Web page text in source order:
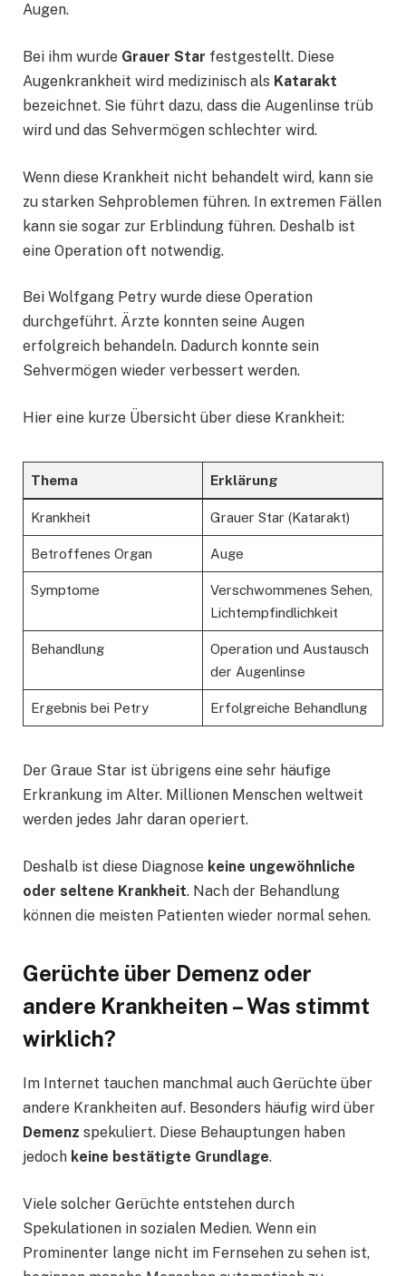
Augen.
Bei ihm wurde Grauer Star festgestellt. Diese
Augenkrankheit wird medizinisch als Katarakt
bezeichnet. Sie führt dazu, dass die Augenlinse trüb
wird und das Sehvermögen schlechter wird.
Wenn diese Krankheit nicht behandelt wird, kann sie
zu starken Sehproblemen führen. In extremen Fällen
kann sie sogar zur Erblindung führen. Deshalb ist
eine Operation oft notwendig.
Bei Wolfgang Petry wurde diese Operation
durchgeführt. Ärzte konnten seine Augen
erfolgreich behandeln. Dadurch konnte sein
Sehvermögen wieder verbessert werden.
Hier eine kurze Übersicht über diese Krankheit:
Thema Erklärung
Krankheit Grauer Star (Katarakt)
Betroffenes Organ Auge
Symptome
Verschwommenes Sehen,
Lichtempfindlichkeit
Behandlung
Operation und Austausch
der Augenlinse
Ergebnis bei Petry Erfolgreiche Behandlung
Der Graue Star ist übrigens eine sehr häufige
Erkrankung im Alter. Millionen Menschen weltweit
werden jedes Jahr daran operiert.
Deshalb ist diese Diagnose keine ungewöhnliche
oder seltene Krankheit. Nach der Behandlung
können die meisten Patienten wieder normal sehen.
Gerüchte über Demenz oder
andere Krankheiten – Was stimmt
wirklich?
Im Internet tauchen manchmal auch Gerüchte über
andere Krankheiten auf. Besonders häufig wird über
Demenz spekuliert. Diese Behauptungen haben
jedoch keine bestätigte Grundlage.
Viele solcher Gerüchte entstehen durch
Spekulationen in sozialen Medien. Wenn ein
Prominenter lange nicht im Fernsehen zu sehen ist,